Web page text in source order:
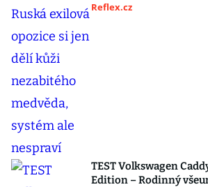
Reflex.cz
TEST Volkswagen
Edition – Rodinný